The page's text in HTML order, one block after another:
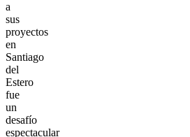
a
sus
proyectos
en
Santiago
del
Estero
fue
un
desafío
espectacular